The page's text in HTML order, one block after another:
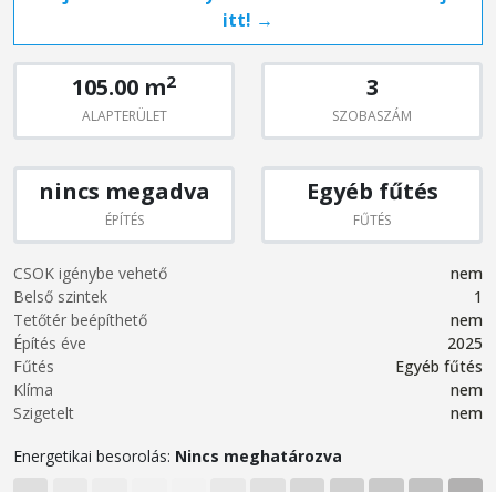
itt! →
105.00 m2
ALAPTERÜLET
3
SZOBASZÁM
nincs megadva
ÉPÍTÉS
Egyéb fűtés
FŰTÉS
CSOK igénybe vehető
nem
Belső szintek
1
Tetőtér beépíthető
nem
Építés éve
2025
Fűtés
Egyéb fűtés
Klíma
nem
Szigetelt
nem
Energetikai besorolás: Nincs meghatározva